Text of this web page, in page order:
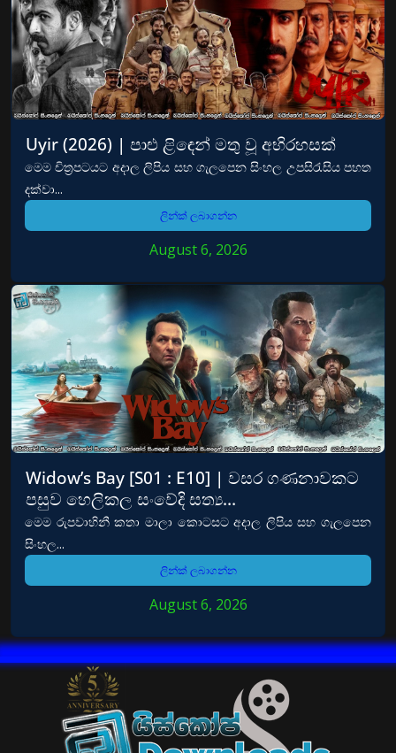
Uyir (2026) | පාළු ළිඳෙන් මතු වූ අභිරහසක්
මෙම චිත්‍රපටයට අදාල ලිපිය සහ ගැලපෙන සිංහල උපසිරැසිය පහත
දක්වා...
ලින්ක් ලබාගන්න
August 6, 2026
Widow’s Bay [S01 : E10] | වසර ගණනාවකට
පසුව හෙලිකල සංවේදි සත්‍ය…
මෙම රුපවාහිනී කතා මාලා කොටසට අදාල ලිපිය සහ ගැලපෙන
සිංහල...
ලින්ක් ලබාගන්න
August 6, 2026